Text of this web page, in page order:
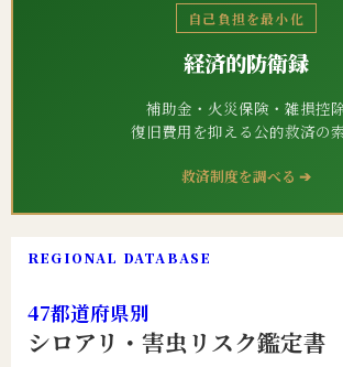
自己負担を最小化
経済的防衛録
補助金・火災保険・雑損控
復旧費用を抑える公的救済の
救済制度を調べる ➔
REGIONAL DATABASE
47都道府県別
シロアリ・害虫リスク鑑定書